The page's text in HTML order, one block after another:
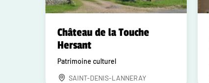
Château de la Touche
Hersant
Patrimoine culturel
SAINT-DENIS-LANNERAY